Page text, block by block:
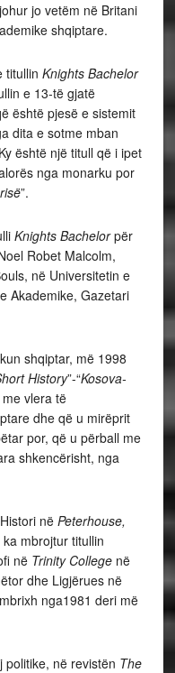
jo vetëm në Britani
shqiptare.
titullin Knights Bachelor
e 13-të gjatë
është pjesë e sistemit
dita e sotme mban
është një titull që i ipet
nga monarku por
”.
Knights Bachelorpër
Robet Malcolm,
në Universitetin e
Akademike, Gazetari
shqiptar, më 1998
History”-“Kosova-
vlera të
dhe që u mirëprit
por, që u përball me
shkencërisht, nga
në Peterhouse,
mbrojtur titullin
në Trinity College në
dhe Ligjërues në
nga1981 deri më
politike, në revistën The